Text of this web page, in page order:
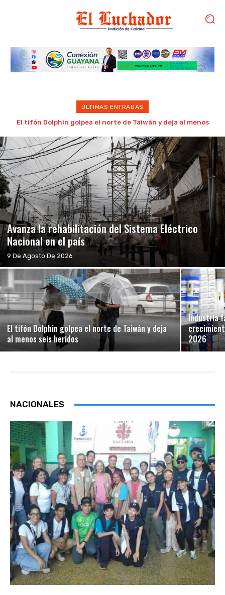
ÚLTIMAS ENTRADAS
Estudiantes de la UDO Bolívar convocan a concentración
Avanza la rehabilitación del Sistema Eléctrico
Nacional en el país
9 De Agosto De 2026
El tifón Dolphin golpea el norte de Taiwán y deja
al menos seis heridos
Industria
2026
NACIONALES